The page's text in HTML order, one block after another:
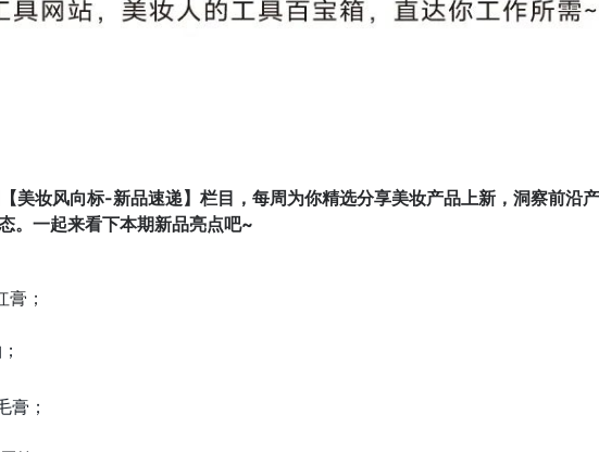
美妆风向标-新品速递】栏目，每周为你精选分享美妆产品上新，洞察前沿产
。一起来看下本期新品亮点吧~
；
膏；